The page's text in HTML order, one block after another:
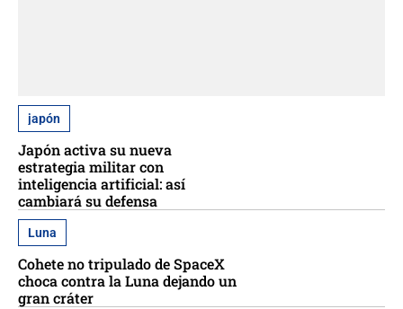
japón
Japón activa su nueva
estrategia militar con
inteligencia artificial: así
cambiará su defensa
Luna
Cohete no tripulado de SpaceX
choca contra la Luna dejando un
gran cráter